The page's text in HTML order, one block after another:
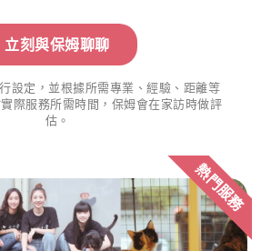
立刻與保姆聊聊
設定，並根據所需專業、經驗、距離等
際服務所需時間，保姆會在家訪時做評
估。
熱門服務